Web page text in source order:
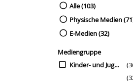
Alle (103)
Physische Medien
E-Medien (32)
Mediengruppe
Kinder- und Jugendbü